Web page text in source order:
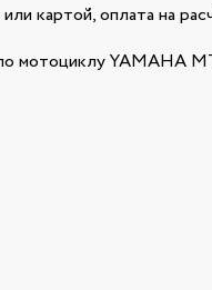
картой, оплата на
мотоциклу YAMAHA